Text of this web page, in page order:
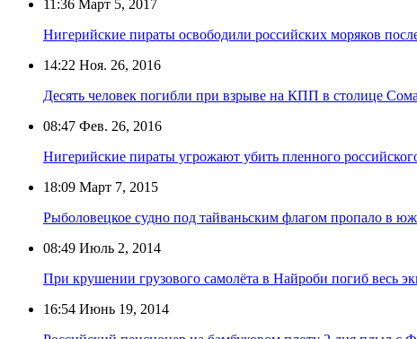
11:36 Март 5, 2017
Нигерийские пираты освободили российских моряков
14:22 Ноя. 26, 2016
Десять человек погибли при взрыве на КПП в столице
08:47 Фев. 26, 2016
Нигерийские пираты угрожают убить пленного
18:09 Март 7, 2015
Рыболовецкое судно под тайваньским флагом пропало в
08:49 Июль 2, 2014
При крушении грузового самолёта в Найроби погиб весь
16:54 Июнь 19, 2014